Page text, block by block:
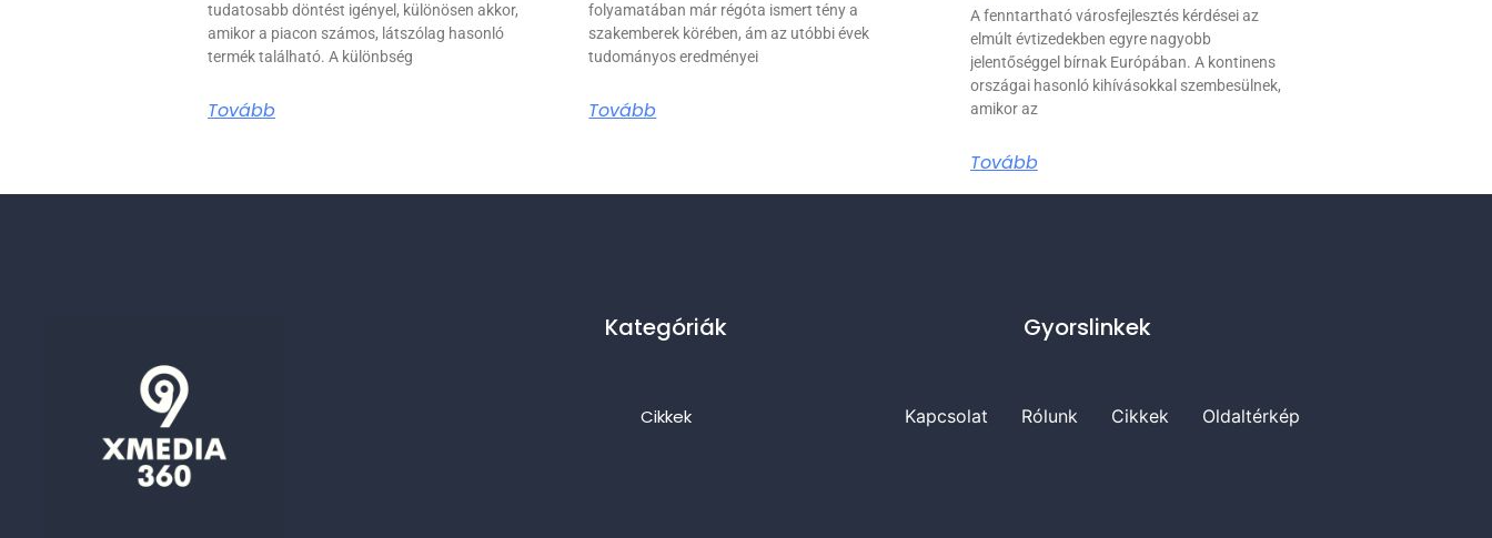
tudatosabb döntést igényel, különösen akkor,
amikor a piacon számos, látszólag hasonló
termék található. A különbség
Tovább
folyamatában már régóta ismert tény a
szakemberek körében, ám az utóbbi évek
tudományos eredményei
Tovább
A fenntartható városfejlesztés kérdései az
elmúlt évtizedekben egyre nagyobb
jelentőséggel bírnak Európában. A kontinens
országai hasonló kihívásokkal szembesülnek,
amikor az
Tovább
Kategóriák
Cikkek
Gyorslinkek
Kapcsolat Rólunk Cikkek Oldaltérkép